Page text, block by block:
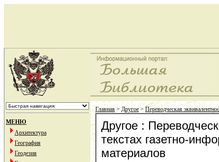
МЕНЮ
Архитектура
География
Геодезия
Главная>Другое>Переводческая
Другое :
текстах газетно-
материалов